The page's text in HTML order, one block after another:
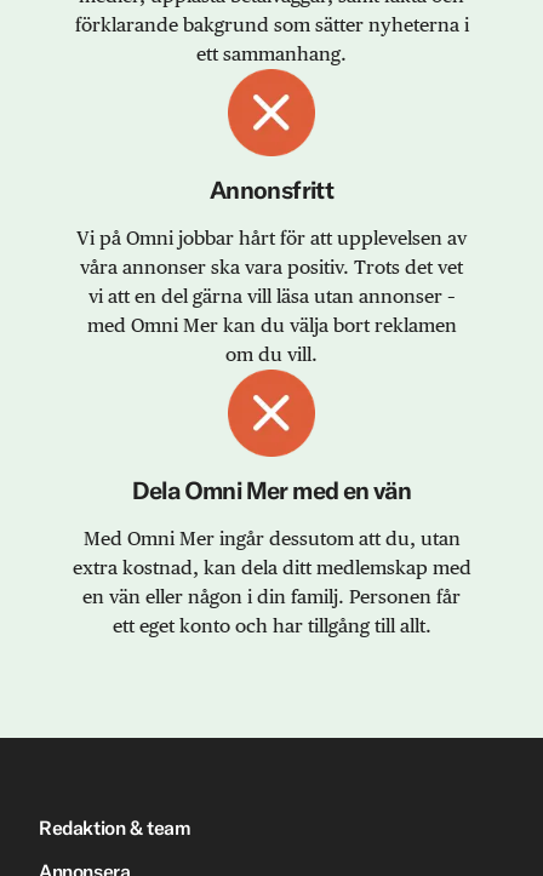
förklarande bakgrund som sätter nyheterna i
ett sammanhang.
Annonsfritt
Vi på Omni jobbar hårt för att upplevelsen av
våra annonser ska vara positiv. Trots det vet
vi att en del gärna vill läsa utan annonser –
med Omni Mer kan du välja bort reklamen
om du vill.
Dela Omni Mer med en vän
Med Omni Mer ingår dessutom att du, utan
extra kostnad, kan dela ditt medlemskap med
en vän eller någon i din familj. Personen får
ett eget konto och har tillgång till allt.
Redaktion & team